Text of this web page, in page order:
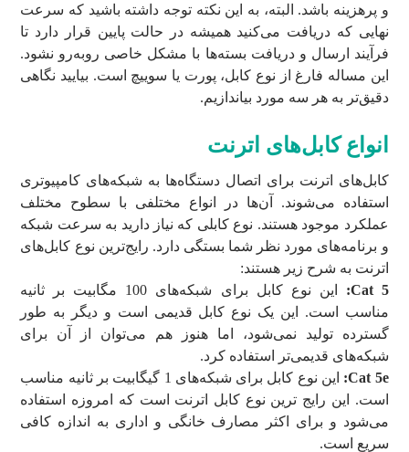
و پرهزینه باشد. البته، به این نکته توجه داشته باشید که سرعت
نهایی که دریافت می‌کنید همیشه در حالت پایین قرار دارد تا
فرآیند ارسال و دریافت بسته‌ها با مشکل خاصی روبه‌رو نشود.
این مساله فارغ از نوع کابل، پورت یا سوییچ است. بیایید نگاهی
دقیق‌تر به هر سه مورد بیاندازیم.
انواع کابل‌های اترنت
کابل‌های اترنت برای اتصال دستگاه‌ها به شبکه‌های کامپیوتری
استفاده می‌شوند. آن‌ها در انواع مختلفی با سطوح مختلف
عملکرد موجود هستند. نوع کابلی که نیاز دارید به سرعت شبکه
و برنامه‌های مورد نظر شما بستگی دارد. رایج‌ترین نوع کابل‌های
اترنت به شرح زیر هستند:
Cat 5
:
این نوع کابل برای شبکه‌های 100 مگابیت بر ثانیه
مناسب است. این یک نوع کابل قدیمی است و دیگر به طور
گسترده تولید نمی‌شود، اما هنوز هم می‌توان از آن برای
شبکه‌های قدیمی‌تر استفاده کرد.
Cat 5e
:
این نوع کابل برای شبکه‌های 1 گیگابیت بر ثانیه مناسب
است. این رایج ترین نوع کابل اترنت است که امروزه استفاده
می‌شود و برای اکثر مصارف خانگی و اداری به اندازه کافی
سریع است.